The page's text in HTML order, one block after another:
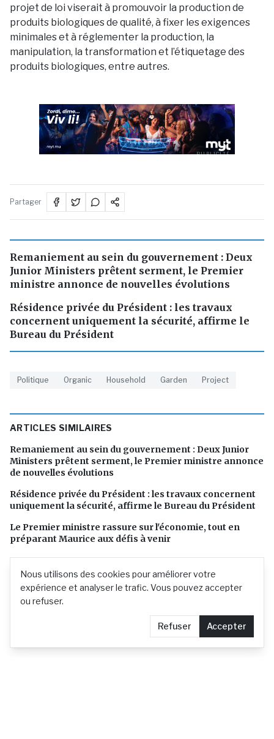
Nous utilisons des cookies pour améliorer votre
expérience et analyser le trafic. Vous pouvez accepter
ou refuser.
Refuser Accepter
projet de loi viserait à promouvoir la production de
produits biologiques de qualité, à fixer les exigences
minimales et à réglementer la production, la
manipulation, la transformation et l’étiquetage des
produits biologiques, entre autres.
PUBLICITÉ
Partager
Remaniement au sein du gouvernement : Deux
Junior Ministers prêtent serment, le Premier
ministre annonce de nouvelles évolutions
Résidence privée du Président : les travaux
concernent uniquement la sécurité, affirme le
Bureau du Président
Politique Organic Household Garden Project
ARTICLES SIMILAIRES
Remaniement au sein du gouvernement : Deux Junior
Ministers prêtent serment, le Premier ministre annonce
de nouvelles évolutions
Résidence privée du Président : les travaux concernent
uniquement la sécurité, affirme le Bureau du Président
Le Premier ministre rassure sur l'économie, tout en
préparant Maurice aux défis à venir